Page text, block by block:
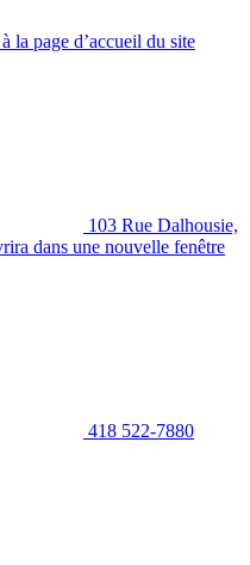
la page d’accueil du site
103 Rue Dalhousie,
dans une nouvelle fenêtre
418 522-7880